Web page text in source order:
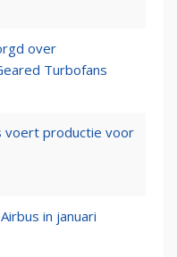
over
Turbofans
voert productie voor
in januari